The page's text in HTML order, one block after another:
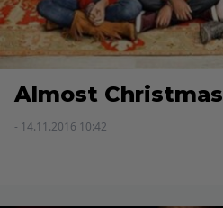
Almost Christmas
- 14.11.2016 10:42